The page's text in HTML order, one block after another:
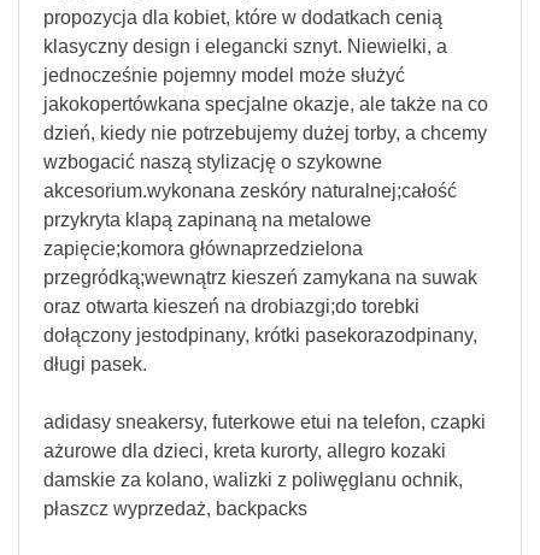
propozycja dla kobiet, które w dodatkach cenią
klasyczny design i elegancki sznyt. Niewielki, a
jednocześnie pojemny model może służyć
jakokopertówkana specjalne okazje, ale także na co
dzień, kiedy nie potrzebujemy dużej torby, a chcemy
wzbogacić naszą stylizację o szykowne
akcesorium.wykonana zeskóry naturalnej;całość
przykryta klapą zapinaną na metalowe
zapięcie;komora głównaprzedzielona
przegródką;wewnątrz kieszeń zamykana na suwak
oraz otwarta kieszeń na drobiazgi;do torebki
dołączony jestodpinany, krótki pasekorazodpinany,
długi pasek.
adidasy sneakersy, futerkowe etui na telefon, czapki
ażurowe dla dzieci, kreta kurorty, allegro kozaki
damskie za kolano, walizki z poliwęglanu ochnik,
płaszcz wyprzedaż, backpacks